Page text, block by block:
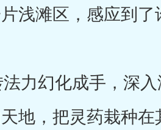
浅滩区，感应到了
力幻化成手，深
地，把灵药栽种